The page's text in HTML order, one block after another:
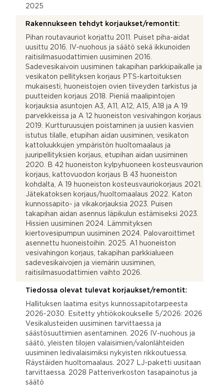
2025
Rakennukseen tehdyt korjaukset/remontit:
Pihan routavauriot korjattu 2011. Puiset piha-aidat
uusittu 2016. IV-nuohous ja säätö sekä ikkunoiden
raitisilmasuodattimien uusiminen 2016.
Sadevesikaivoin uusiminen takapihan parkkipaikalle ja
vesikaton pellityksen korjaus PTS-kartoituksen
mukaisesti, huoneistojen ovien tiiveyden tarkistus ja
puutteiden korjaus 2018. Pieniä maalipintojen
korjauksia asuntojen A3, A11, A12, A15, A18 ja A 19
parvekkeissa ja A 12 huoneiston vesivahingon korjaus
2019. Kurtturuusujen poistaminen ja uusien kasvien
istutus tilalle, etupihan aidan uusiminen, vesikaton
kattoluukkujen ympäristön huoltomaalaus ja
juuripellityksien korjaus, etupihan aidan uusiminen
2020. B 42 huoneiston kylpyhuoneen kosteusvaurion
korjaus, kattovuodon korjaus B 43 huoneiston
kohdalta, A 19 huoneiston kosteusvauriokorjaus 2021.
Jätekatoksen korjaus/huoltomaalaus 2022. Katon
kunnossapito- ja vikakorjauksia 2023. Puisen
takapihan aidan asennus läpikulun estämiseksi 2023.
Hissien uusiminen 2024. Lämmityksen
kiertovesipumpun uusiminen 2024. Palovaroittimet
asennettu huoneistoihin. 2025. A1 huoneiston
vesivahingon korjaus, takapihan parkkialueen
sadevesikaivojen ja viemärin uusiminen,
raitisilmasuodattimien vaihto 2026.
Tiedossa olevat tulevat korjaukset/remontit:
Hallituksen laatima esitys kunnossapitotarpeesta
2026-2030. Esitetty yhtiökokoukselle 5/2026: 2026
Vesikalusteiden uusiminen tarvittaessa ja
säästösuuttimien asentaminen. 2026 IV-nuohous ja
säätö, yleisten tilojen valaisimien/valonlähteiden
uusiminen ledivalaisimiksi nykyisten rikkoutuessa.
Räystäiden huoltomaalaus. 2027 LJ-paketti uusitaan
tarvittaessa. 2028 Patteriverkoston tasapainotus ja
säätö